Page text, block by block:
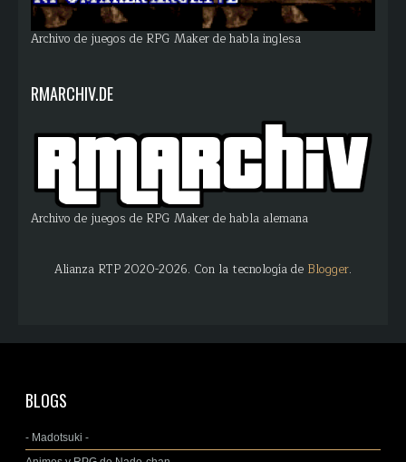
Archivo de juegos de RPG Maker de habla inglesa
RMARCHIV.DE
Archivo de juegos de RPG Maker de habla alemana
Alianza RTP 2020-2026. Con la tecnología de Blogger.
BLOGS
- Madotsuki -